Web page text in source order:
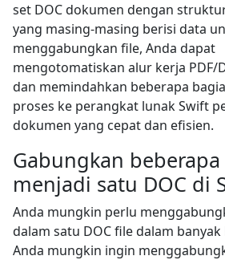
set DOC dokumen dengan
yang masing-masing berisi data
menggabungkan file, Anda dapat
mengotomatiskan alur kerja PDF/
dan memindahkan beberapa
proses ke perangkat lunak Swift
dokumen yang cepat dan efisien.
Gabungkan beberapa
menjadi satu DOC di
Anda mungkin perlu
dalam satu DOC file dalam banyak
Anda mungkin ingin